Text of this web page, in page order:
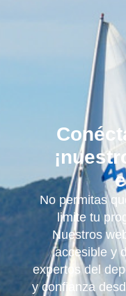
No permitas
limite tu
Nuestros
accesible y
expertos del
y confianza